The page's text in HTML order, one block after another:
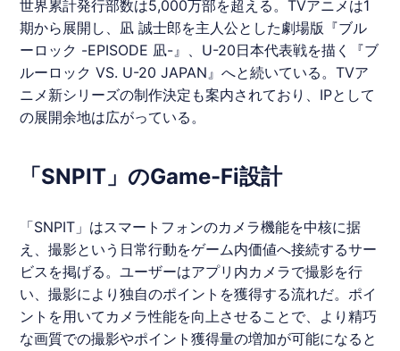
世界累計発行部数は5,000万部を超える。TVアニメは1
期から展開し、凪 誠士郎を主人公とした劇場版『ブル
ーロック -EPISODE 凪-』、U-20日本代表戦を描く『ブ
ルーロック VS. U-20 JAPAN』へと続いている。TVア
ニメ新シリーズの制作決定も案内されており、IPとして
の展開余地は広がっている。
「SNPIT」のGame-Fi設計
「SNPIT 」はスマートフォンのカメラ機能を中核に据
え、撮影という日常行動をゲーム内価値へ接続するサー
ビスを掲げる。ユーザーはアプリ内カメラで撮影を行
い、撮影により独自のポイントを獲得する流れだ。ポイ
ントを用いてカメラ性能を向上させることで、より精巧
な画質での撮影やポイント獲得量の増加が可能になると